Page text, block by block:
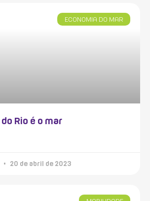
ECONOMIA DO MAR
Rio é o mar
20 de abril de 2023